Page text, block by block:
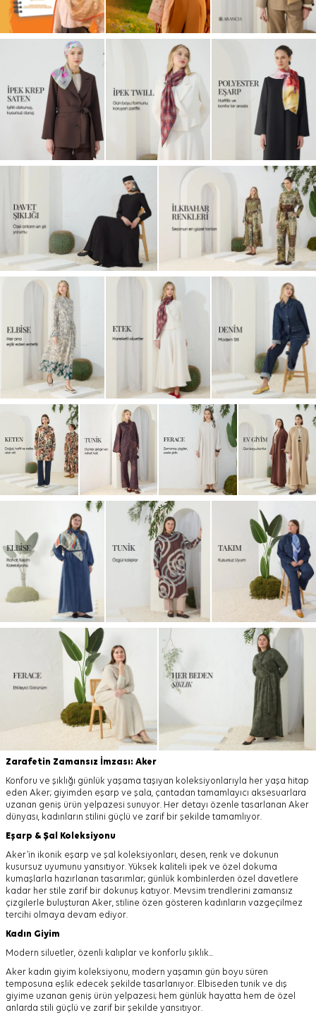
Zarafetin Zamansız İmzası: Aker
Konforu ve şıklığı günlük yaşama taşıyan koleksiyonlarıyla her yaşa hitap
eden Aker; giyimden eşarp ve şala, çantadan tamamlayıcı aksesuarlara
uzanan geniş ürün yelpazesi sunuyor. Her detayı özenle tasarlanan Aker
dünyası, kadınların stilini güçlü ve zarif bir şekilde tamamlıyor.
Eşarp & Şal Koleksiyonu
Aker’in ikonik eşarp ve şal koleksiyonları, desen, renk ve dokunun
kusursuz uyumunu yansıtıyor. Yüksek kaliteli ipek ve özel dokuma
kumaşlarla hazırlanan tasarımlar; günlük kombinlerden özel davetlere
kadar her stile zarif bir dokunuş katıyor. Mevsim trendlerini zamansız
çizgilerle buluşturan Aker, stiline özen gösteren kadınların vazgeçilmez
tercihi olmaya devam ediyor.
Kadın Giyim
Modern siluetler, özenli kalıplar ve konforlu şıklık...
Aker kadın giyim koleksiyonu, modern yaşamın gün boyu süren
temposuna eşlik edecek şekilde tasarlanıyor. Elbiseden tunik ve dış
giyime uzanan geniş ürün yelpazesi; hem günlük hayatta hem de özel
anlarda stili güçlü ve zarif bir şekilde yansıtıyor.